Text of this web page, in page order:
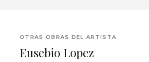
OTRAS OBRAS DEL ARTISTA
Eusebio Lopez